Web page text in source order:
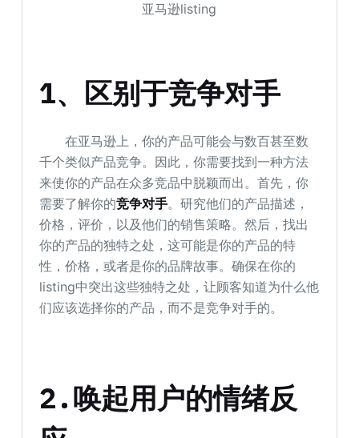
亚马逊listing
1、区别于竞争对手
在亚马逊上，你的产品可能会与数百甚至数
千个类似产品竞争。因此，你需要找到一种方法
来使你的产品在众多竞品中脱颖而出。首先，你
需要了解你的竞争对手。研究他们的产品描述，
价格，评价，以及他们的销售策略。然后，找出
你的产品的独特之处，这可能是你的产品的特
性，价格，或者是你的品牌故事。确保在你的
listing中突出这些独特之处，让顾客知道为什么他
们应该选择你的产品，而不是竞争对手的。
2.唤起用户的情绪反